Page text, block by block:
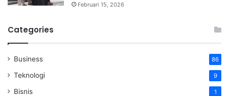
Februari 15, 2026
Categories
Business 86
Teknologi 9
Bisnis 1